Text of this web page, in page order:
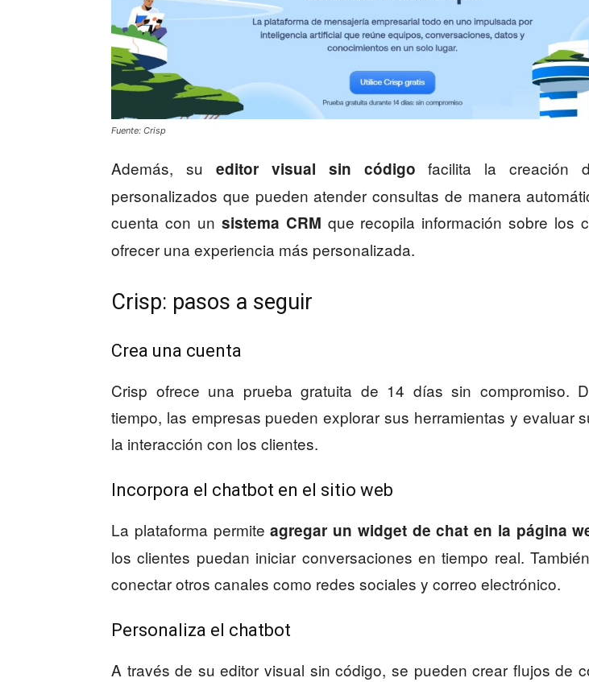
Fuente: Crisp
Además, su editor visual sin código facilita la creación
personalizados que pueden atender consultas de manera
cuenta con un sistema CRM que recopila información sobre los
ofrecer una experiencia más personalizada.
Crisp: pasos a seguir
Crea una cuenta
Crisp ofrece una prueba gratuita de 14 días sin compromiso.
tiempo, las empresas pueden explorar sus herramientas y evaluar
la interacción con los clientes.
Incorpora el chatbot en el sitio web
La plataforma permiteagregar un widget de chat en la página
los clientes puedan iniciar conversaciones en tiempo real.
conectar otros canales como redes sociales y correo electrónico.
Personaliza el chatbot
A través de su editor visual sin código, se pueden crear flujos de